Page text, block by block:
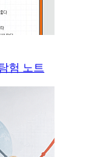
험 노트